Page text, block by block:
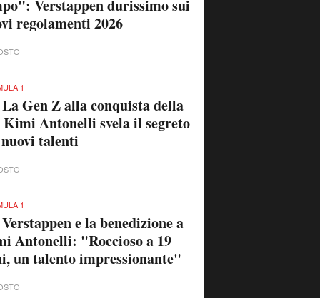
Verstappen durissimo sui
regolamenti 2026
1
Gen Z alla conquista della
Antonelli svela il segreto
talenti
1
e la benedizione a
Antonelli: "Roccioso a 19
un talento impressionante"